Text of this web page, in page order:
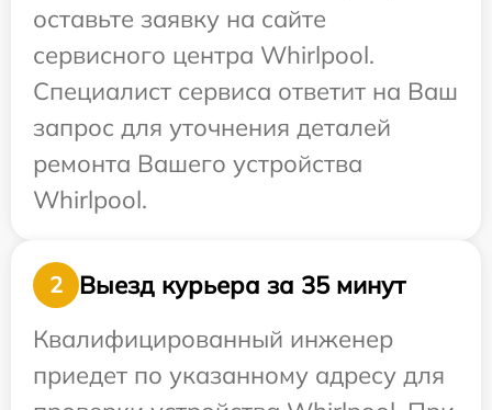
оставьте заявку на сайте
сервисного центра Whirlpool.
Специалист сервиса ответит на Ваш
запрос для уточнения деталей
ремонта Вашего устройства
Whirlpool.
2
Выезд курьера за 35 минут
Квалифицированный инженер
приедет по указанному адресу для